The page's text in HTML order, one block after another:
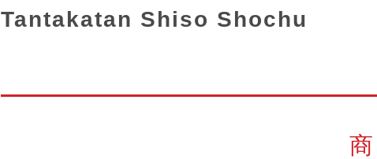
Tantakatan Shiso Shochu